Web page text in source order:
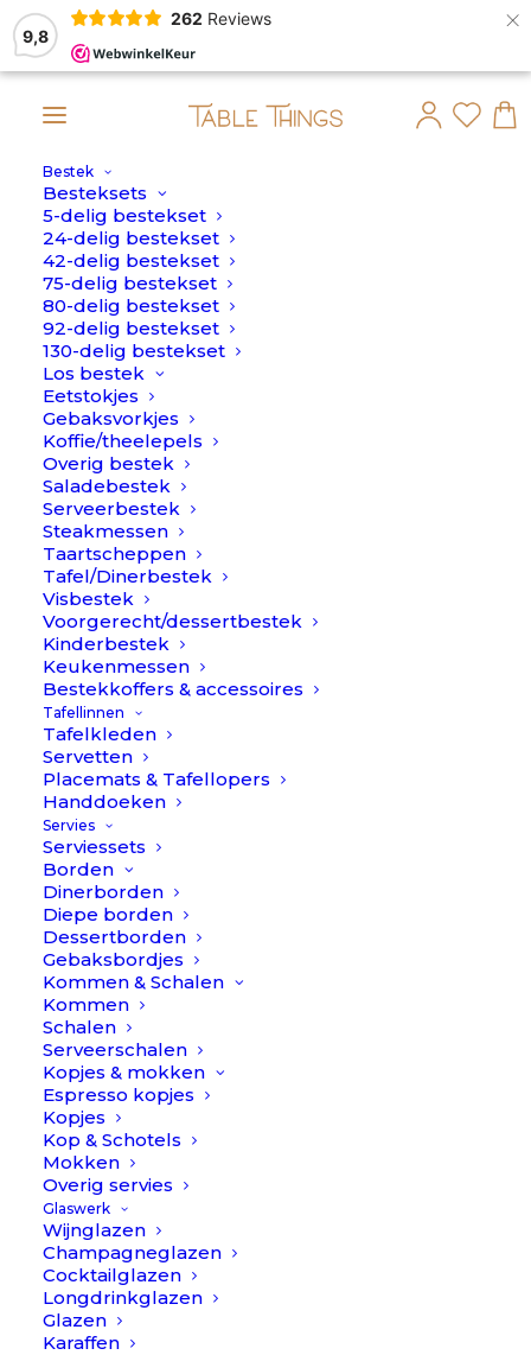
9,8
262 Reviews ×
Bestek
Besteksets
5-delig bestekset
24-delig bestekset
42-delig bestekset
75-delig bestekset
80-delig bestekset
92-delig bestekset
130-delig bestekset
Los bestek
Eetstokjes
Gebaksvorkjes
Koffie/theelepels
Overig bestek
Saladebestek
Serveerbestek
Steakmessen
Taartscheppen
Tafel/Dinerbestek
Visbestek
Voorgerecht/dessertbestek
Kinderbestek
Keukenmessen
Bestekkoffers & accessoires
Tafellinnen
Tafelkleden
Servetten
Placemats & Tafellopers
Handdoeken
Servies
Serviessets
Borden
Dinerborden
Diepe borden
Dessertborden
Gebaksbordjes
Kommen & Schalen
Kommen
Schalen
Serveerschalen
Kopjes & mokken
Espresso kopjes
Kopjes
Kop & Schotels
Mokken
Overig servies
Glaswerk
Wijnglazen
Champagneglazen
Cocktailglazen
Longdrinkglazen
Glazen
Karaffen
AANBIEDING!
Porcelino Rond serviesset
16-delig – Wit // Pomax
Item
Inhoud 16-delig serviesset:
4x dinerbord
4x dessertbord
4x kom klein
4x kom mini
Let op: serviessets worden niet als cadeau ingepakt. Toch
een cadeau? Geef het even aan bij de bestelnotities, dan
pakken we het graag in voor je!
Porcelino
Pomax
aantal
TOEVOEGEN AAN WINKELWAGEN